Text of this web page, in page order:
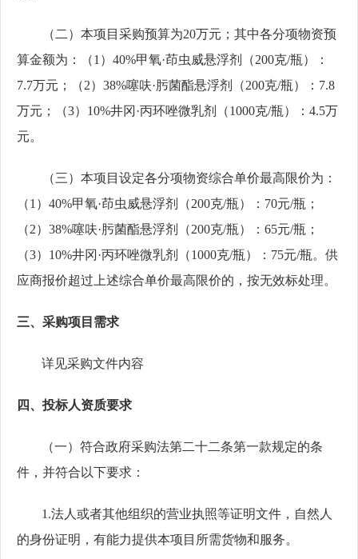
（二）本项目采购预算为20万元 ； 其中各分项物资预
算金额为：（1）40%甲氧·茚虫威悬浮剂（200克/瓶）：
7.7万元；（2）38%噻呋·肟菌酯悬浮剂（200克/瓶）：7.8
万元；（3）10%井冈·丙环唑微乳剂（1000克/瓶）：4.5万
元。
（三）本项目 设定各分项物资综合单价最高限价为 ：
（1）40%甲氧·茚虫威悬浮剂（200克/瓶）：70元/瓶；
（2）38%噻呋·肟菌酯悬浮剂（200克/瓶）：65元/瓶；
（3）10%井冈·丙环唑微乳剂（1000克/瓶）：75元/瓶。 供
应商报价超过上述综合单价最高限价的，按无效标处理。
三、 采购项目需求
详见采购文件内容
四、 投标人资质要求
（一）符合政府采购法第二十二条第一款规定的条
件，并符合以下要求：
1 .法人或者其他组织的营业执照等证明文件，自然人
的身份证明，有能力提供本项目所需货物和服务。